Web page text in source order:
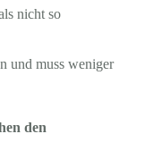
nicht so
und muss weniger
den